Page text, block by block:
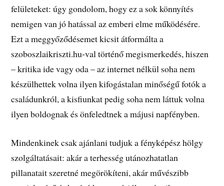
felületeket: úgy gondolom, hogy ez a sok könnyítés
nemigen van jó hatással az emberi elme működésére.
Ezt a meggyőződésemet kicsit átformálta a
szoboszlaikriszti.hu-val történő megismerkedés, hiszen
– kritika ide vagy oda – az internet nélkül soha nem
készülhettek volna ilyen kifogástalan minőségű fotók a
családunkról, a kisfiunkat pedig soha nem láttuk volna
ilyen boldognak és önfeledtnek a májusi napfényben.
Mindenkinek csak ajánlani tudjuk a fényképész hölgy
szolgáltatásait: akár a terhesség utánozhatatlan
pillanatait szeretné megörökíteni, akár művészibb